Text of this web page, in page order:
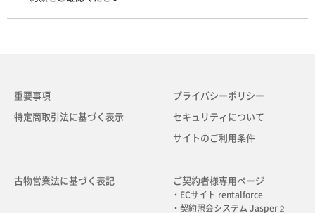
重要事項
特定商取引法に基づく表示
プライバシーポリシー
セキュリティについて
サイトのご利用条件
古物営業法に基づく表記 ご契約者様専用ページ
・ECサイト rentalforce
・契約照会システム Jasper２